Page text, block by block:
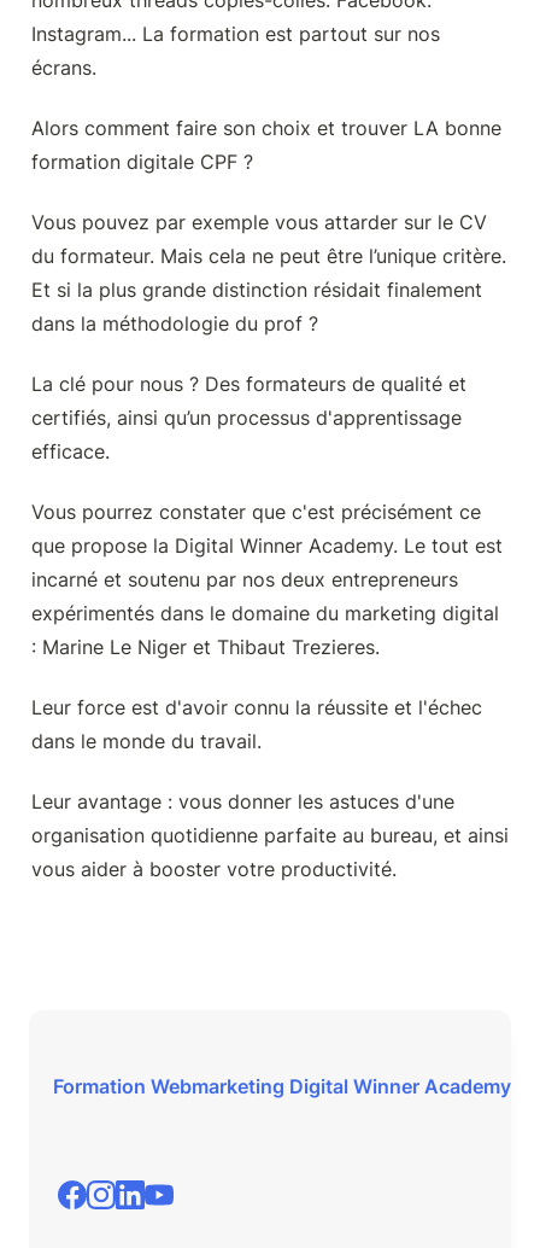
Instagram... La formation est partout sur nos
écrans.
Alors comment faire son choix et trouver LA bonne
formation digitale CPF ?
Vous pouvez par exemple vous attarder sur le CV
du formateur. Mais cela ne peut être l’unique critère.
Et si la plus grande distinction résidait finalement
dans la méthodologie du prof ?
La clé pour nous ? Des formateurs de qualité et
certifiés, ainsi qu’un processus d'apprentissage
efficace.
Vous pourrez constater que c'est précisément ce
que propose la Digital Winner Academy. Le tout est
incarné et soutenu par nos deux entrepreneurs
expérimentés dans le domaine du marketing digital
: Marine Le Niger et Thibaut Trezieres.
Leur force est d'avoir connu la réussite et l'échec
dans le monde du travail.
Leur avantage : vous donner les astuces d'une
organisation quotidienne parfaite au bureau, et ainsi
vous aider à booster votre productivité.
Formation Webmarketing Digital Winner Academy